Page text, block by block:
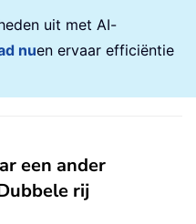
uit met AI-
nuen ervaar efficiëntie
een ander
rij